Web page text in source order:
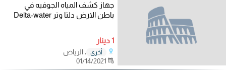
جهاز كشف المياه الجوفيه في
باطن الارض دلتا وتر Delta-water
1 دينار
أخرى
، الرياض